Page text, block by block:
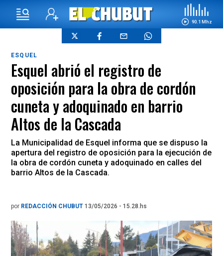
90.1 Mhz
ESQUEL
Esquel abrió el registro de
oposición para la obra de cordón
cuneta y adoquinado en barrio
Altos de la Cascada
La Municipalidad de Esquel informa que se dispuso la
apertura del registro de oposición para la ejecución de
la obra de cordón cuneta y adoquinado en calles del
barrio Altos de la Cascada.
por REDACCIÓN CHUBUT 13/05/2026 - 15.28.hs